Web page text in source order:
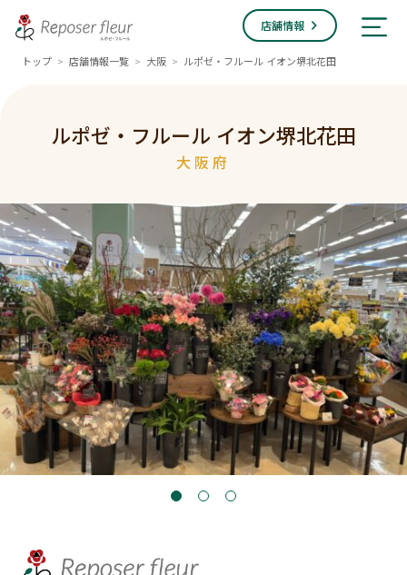
店舗情報
トップ > 店舗情報一覧 > 大阪 > ルポゼ・フルール イオン堺北花田
ルポゼ・フルール イオン堺北花田
大阪府